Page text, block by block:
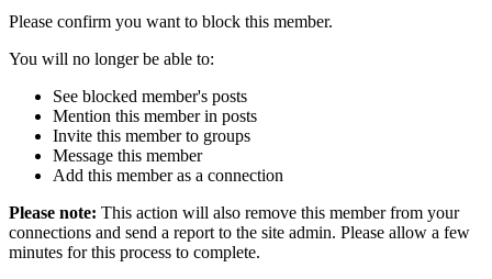
Please confirm you want to block this member.
You will no longer be able to:
See blocked member's posts
Mention this member in posts
Invite this member to groups
Message this member
Add this member as a connection
Please note: This action will also remove this member from your
connections and send a report to the site admin. Please allow a few
minutes for this process to complete.